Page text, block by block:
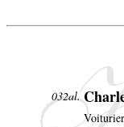
032al.
Voiturier